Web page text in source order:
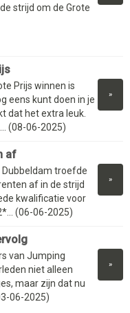
strijd om de Grote
»
Prijs winnen is
eens kunt doen in je
dat het extra leuk.
(08-06-2025)
af
»
Dubbeldam troefde
af in de strijd
kwalificatie voor
(06-06-2025)
»
van Jumping
niet alleen
maar zijn dat nu
06-2025)